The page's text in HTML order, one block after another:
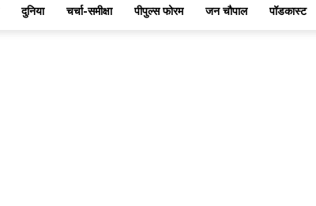
दुनिया चर्चा-समीक्षा पीपुल्स फोरम जन चौपाल पॉडकास्ट